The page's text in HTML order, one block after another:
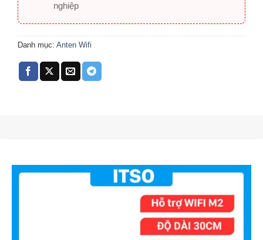
nghiệp
Danh mục: Anten Wifi